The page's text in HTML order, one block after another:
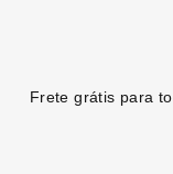
Frete grátis para